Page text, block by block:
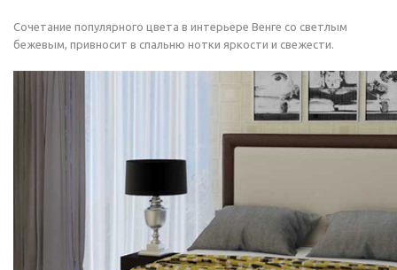
Сочетание популярного цвета в интерьере Венге со светлым
бежевым, привносит в спальню нотки яркости и свежести.